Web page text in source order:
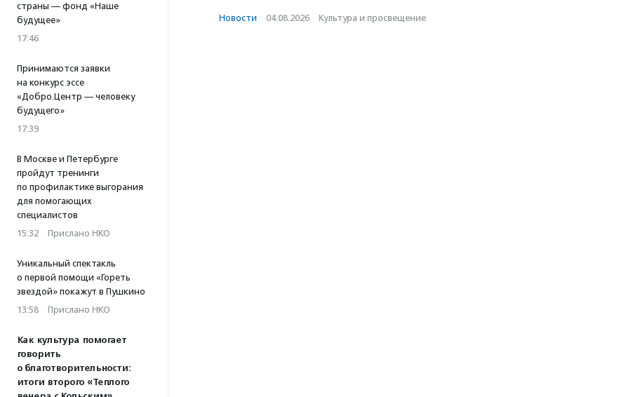
страны — фонд «Наше
будущее»
17:46
Принимаются заявки
на конкурс эссе
«Добро.Центр — человеку
будущего»
17:39
В Москве и Петербурге
пройдут тренинги
по профилактике выгорания
для помогающих
специалистов
15:32 · Прислано НКО
Уникальный спектакль
о первой помощи «Гореть
звездой» покажут в Пушкино
13:58 · Прислано НКО
Как культура помогает
говорить
о благотворительности:
итоги второго «Теплого
Новости · 04.08.2026 · Культура и просвещение